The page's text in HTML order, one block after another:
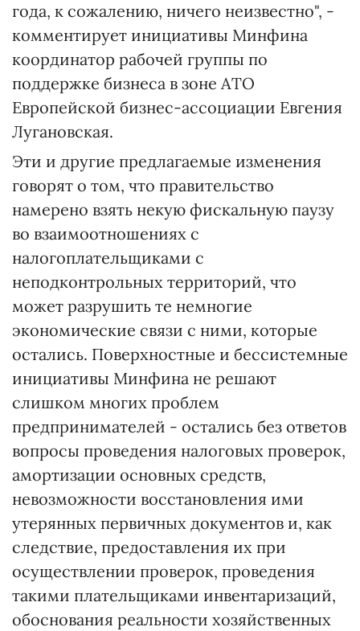
года, к сожалению, ничего неизвестно", -
комментирует инициативы Минфина
координатор рабочей группы по
поддержке бизнеса в зоне АТО
Европейской бизнес-ассоциации Евгения
Лугановская.
Эти и другие предлагаемые изменения
говорят о том, что правительство
намерено взять некую фискальную паузу
во взаимоотношениях с
налогоплательщиками с
неподконтрольных территорий, что
может разрушить те немногие
экономические связи с ними, которые
остались. Поверхностные и бессистемные
инициативы Минфина не решают
слишком многих проблем
предпринимателей - остались без ответов
вопросы проведения налоговых проверок,
амортизации основных средств,
невозможности восстановления ими
утерянных первичных документов и, как
следствие, предоставления их при
осуществлении проверок, проведения
такими плательщиками инвентаризаций,
обоснования реальности хозяйственных